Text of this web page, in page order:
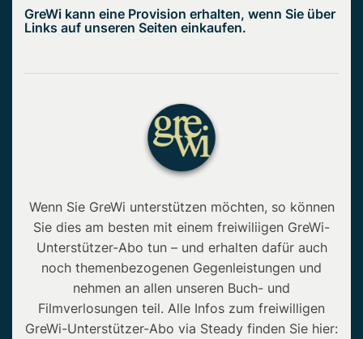
GreWi kann eine Provision erhalten, wenn Sie über
Links auf unseren Seiten einkaufen.
Wenn Sie GreWi unterstützen möchten, so können
Sie dies am besten mit einem freiwiliigen GreWi-
Unterstützer-Abo tun – und erhalten dafür auch
noch themenbezogenen Gegenleistungen und
nehmen an allen unseren Buch- und
Filmverlosungen teil. Alle Infos zum freiwilligen
GreWi-Unterstützer-Abo via Steady finden Sie hier: